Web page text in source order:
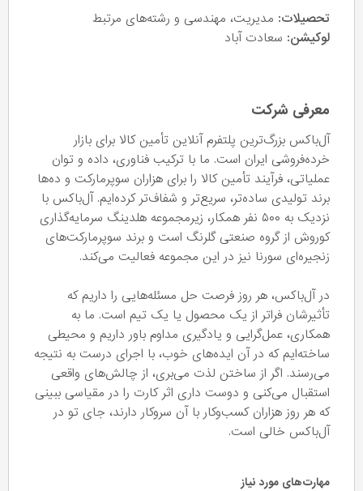
تحصیلات: مدیریت، مهندسی و رشته‌های مرتبط
لوکیشن: سعادت آباد
معرفی شرکت
آل‌باکس بزرگ‌ترین پلتفرم آنلاین تأمین کالا برای بازار
خرده‌فروشی ایران است. ما با ترکیب فناوری، داده و توان
عملیاتی، فرآیند تأمین کالا را برای هزاران سوپرمارکت و ده‌ها
برند تولیدی ساده‌تر، سریع‌تر و شفاف‌تر کرده‌ایم. آل‌باکس با
نزدیک به ۵۰۰ نفر همکار، زیرمجموعه هلدینگ سرمایه‌گذاری
کوروش از گروه صنعتی گلرنگ است و برند سوپرمارکت‌های
زنجیره‌ای سورنا نیز در این مجموعه فعالیت می‌کند.
در آل‌باکس، هر روز فرصت حل مسئله‌هایی را داریم که
تأثیرشان فراتر از یک محصول یا یک تیم است. ما به
همکاری، عمل‌گرایی و یادگیری مداوم باور داریم و محیطی
ساخته‌ایم که در آن ایده‌های خوب، با اجرای درست به نتیجه
می‌رسند. اگر از ساختن لذت می‌بری، از چالش‌های واقعی
استقبال می‌کنی و دوست داری اثر کارت را در مقیاسی ببینی
که هر روز هزاران کسب‌وکار با آن سروکار دارند، جای تو در
آل‌باکس خالی است.
مهارت‌های مورد نیاز